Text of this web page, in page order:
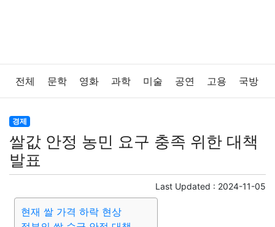
전체 문학 영화 과학 미술 공연 고용 국방
법률
보건 질병 가요 방송 일상 주식 암호화폐
반려동물 패션 미용
증권 인테리어 요리
경제
쌀값 안정 농민 요구 충족 위한 대책
발표
Last Updated : 2024-11-05
현재 쌀 가격 하락 현상